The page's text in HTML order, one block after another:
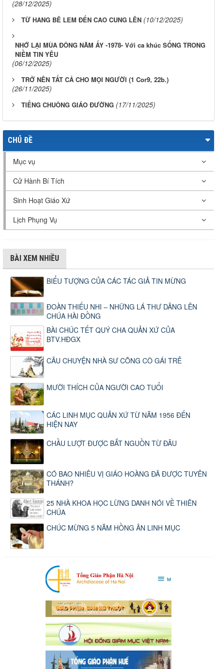
(28/12/2025)
TỪ HANG BÊ LEM ĐẾN CAO CUNG LÊN (10/12/2025)
NHỚ LẠI MÙA ĐÔNG NĂM ẤY -1978- Với ca khúc SỐNG TRONG
NIỀM TIN YÊU
(06/12/2025)
TRỞ NÊN TẤT CẢ CHO MỌI NGƯỜI (1 Cor9, 22b.)
(26/11/2025)
TIẾNG CHUÔNG GIÁO ĐƯỜNG (17/11/2025)
CHỦ ĐỀ
Mục vụ
Cử Hành Bí Tích
Sinh Hoạt Giáo Xứ
Lịch Phụng Vụ
BÀI XEM NHIỀU
BIỂU TƯỢNG CỦA CÁC TÁC GIẢ TIN MỪNG
ĐOÀN THIẾU NHI – NHỮNG LÁ THƯ DÂNG LÊN
CHÚA HÀI ĐỒNG
BÀI CHÚC TẾT QUÝ CHA QUẢN XỨ CỦA
BTV.HĐGX
CÂU CHUYỆN NHÀ SƯ CÕNG CÔ GÁI TRẺ
MƯỜI THÍCH CỦA NGƯỜI CAO TUỔI
CÁC LINH MỤC QUẢN XỨ TỪ NĂM 1956 ĐẾN
HIỆN NAY
CHẦU LƯỢT ĐƯỢC BẮT NGUỒN TỪ ĐÂU
CÓ BAO NHIÊU VỊ GIÁO HOÀNG ĐÃ ĐƯỢC TUYÊN
THÁNH?
25 NHÀ KHOA HỌC LỪNG DANH NÓI VỀ THIÊN
CHÚA
CHÚC MỪNG 5 NĂM HỒNG ÂN LINH MỤC